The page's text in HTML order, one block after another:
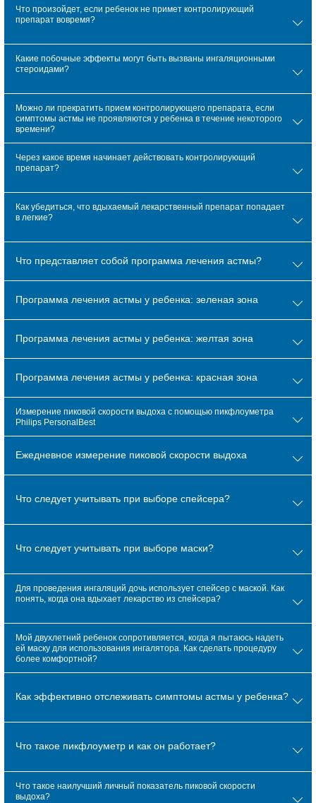
Что произойдет, если ребенок не примет контролирующий
препарат вовремя?
Какие побочные эффекты могут быть вызваны ингаляционными
стероидами?
Можно ли прекратить прием контролирующего препарата, если
симптомы астмы не проявляются у ребенка в течение некоторого
времени?
Через какое время начинает действовать контролирующий
препарат?
Как убедиться, что вдыхаемый лекарственный препарат попадает
в легкие?
Что представляет собой программа лечения астмы?
Программа лечения астмы у ребенка: зеленая зона
Программа лечения астмы у ребенка: желтая зона
Программа лечения астмы у ребенка: красная зона
Измерение пиковой скорости выдоха с помощью пикфлоуметра
Philips PersonalBest
Ежедневное измерение пиковой скорости выдоха
Что следует учитывать при выборе спейсера?
Что следует учитывать при выборе маски?
Для проведения ингаляций дочь использует спейсер с маской. Как
понять, когда она вдыхает лекарство из спейсера?
Мой двухлетний ребенок сопротивляется, когда я пытаюсь надеть
ей маску для использования ингалятора. Как сделать процедуру
более комфортной?
Как эффективно отслеживать симптомы астмы у ребенка?
Что такое пикфлоуметр и как он работает?
Что такое наилучший личный показатель пиковой скорости
выдоха?